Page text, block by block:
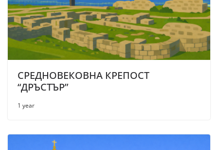
СРЕДНОВЕКОВНА КРЕПОСТ
“ДРЪСТЪР”
1 year